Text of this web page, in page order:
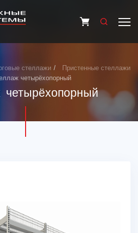
стеллажи
Пристенные стеллажи
четырёхопорный
четырёхопорный